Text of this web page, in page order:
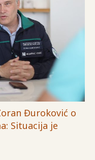
Đuroković o
Situacija je